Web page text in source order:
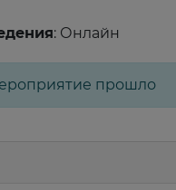
: Онлайн
прошло